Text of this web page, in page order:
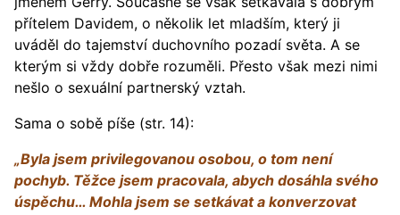
přítelem Davidem, o několik let mladším, který ji
uváděl do tajemství duchovního pozadí světa. A se
kterým si vždy dobře rozuměli. Přesto však mezi nimi
nešlo o sexuální partnerský vztah.
Sama o sobě píše (str. 14):
„Byla jsem privilegovanou osobou, o tom není
pochyb. Těžce jsem pracovala, abych dosáhla svého
úspěchu… Mohla jsem se setkávat a konverzovat